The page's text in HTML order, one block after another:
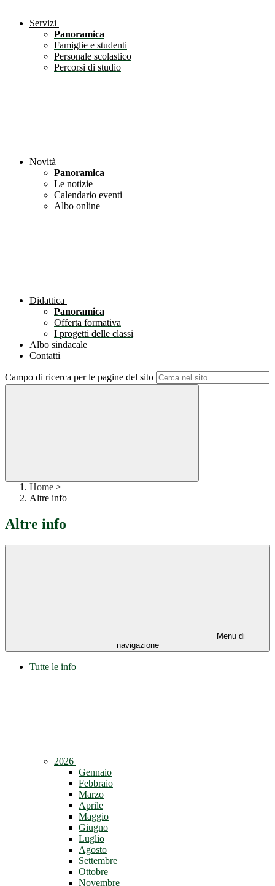
Servizi
Panoramica
Famiglie e studenti
Personale scolastico
Percorsi di studio
Novità
Panoramica
Le notizie
Calendario eventi
Albo online
Didattica
Panoramica
Offerta formativa
I progetti delle classi
Albo sindacale
Contatti
Campo di ricerca per le pagine del sito
Home >
Altre info
Altre info
Menu di
navigazione
Tutte le info
2026
Gennaio
Febbraio
Marzo
Aprile
Maggio
Giugno
Luglio
Agosto
Settembre
Ottobre
Novembre